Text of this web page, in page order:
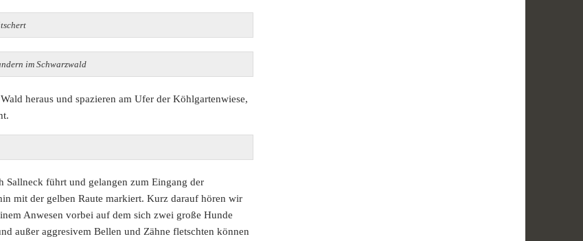
im Schwarzwald
heraus und spazieren am Ufer der Köhlgartenwiese,
Sallneck führt und gelangen zum Eingang der
mit der gelben Raute markiert. Kurz darauf hören wir
Anwesen vorbei auf dem sich zwei große Hunde
außer aggresivem Bellen und Zähne fletschten können